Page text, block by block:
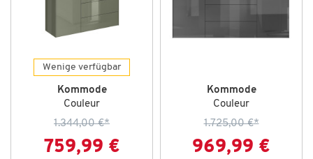
Wenige verfügbar
Kommode
Couleur
1.344,00 €*
759,99 €
Kommode
Couleur
1.725,00 €*
969,99 €